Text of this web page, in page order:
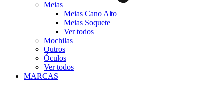
Meias
Meias Cano Alto
Meias Soquete
Ver todos
Mochilas
Outros
Óculos
Ver todos
MARCAS